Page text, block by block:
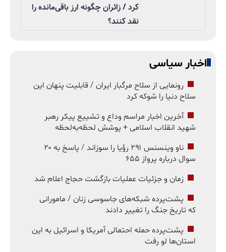
کرد / زائران چگونه ارز باقی‌مانده را
نقد کنند؟
اخبار سیاسی
رونمایی از سلاح مرگبار ایران / قابلیت پنهان این
سلاح دنیا را شوکه کرد
آخرین اخبار مراسم وداع و تشییع پیکر رهبر
شهید انقلاب اسلامی + پوشش لحظه‌به‌لحظه
ناو وینسنس ۲۹۱ رؤیا را سوزاند / پاسخ به ۲۰
سوال درباره پرواز ۶۵۵
زمان و جزئیات عملیات بازگشت حجاج اعلام شد
پشت‌پرده شبکه‌های جاسوسی زنان / مامورانی
که تاریخ جنگ را تغییر دادند
پشت‌پرده حمله احتمالی آمریکا و اسرائیل به این
استان‌ها لو رفت